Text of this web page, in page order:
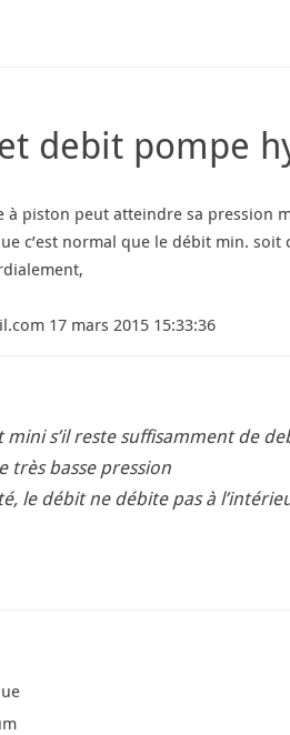
debit pompe
à piston peut atteindre sa
c’est normal que le débit min.
17 mars 2015 15:33:36
mini s’il reste suffisamment de
très basse pression
le débit ne débite pas à